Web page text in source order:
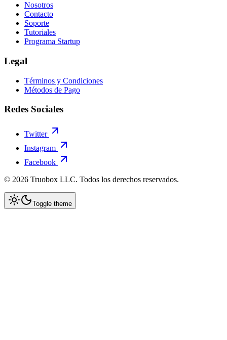
Nosotros
Contacto
Soporte
Tutoriales
Programa Startup
Legal
Términos y Condiciones
Métodos de Pago
Redes Sociales
Twitter
Instagram
Facebook
© 2026 Truobox LLC. Todos los derechos reservados.
Toggle theme